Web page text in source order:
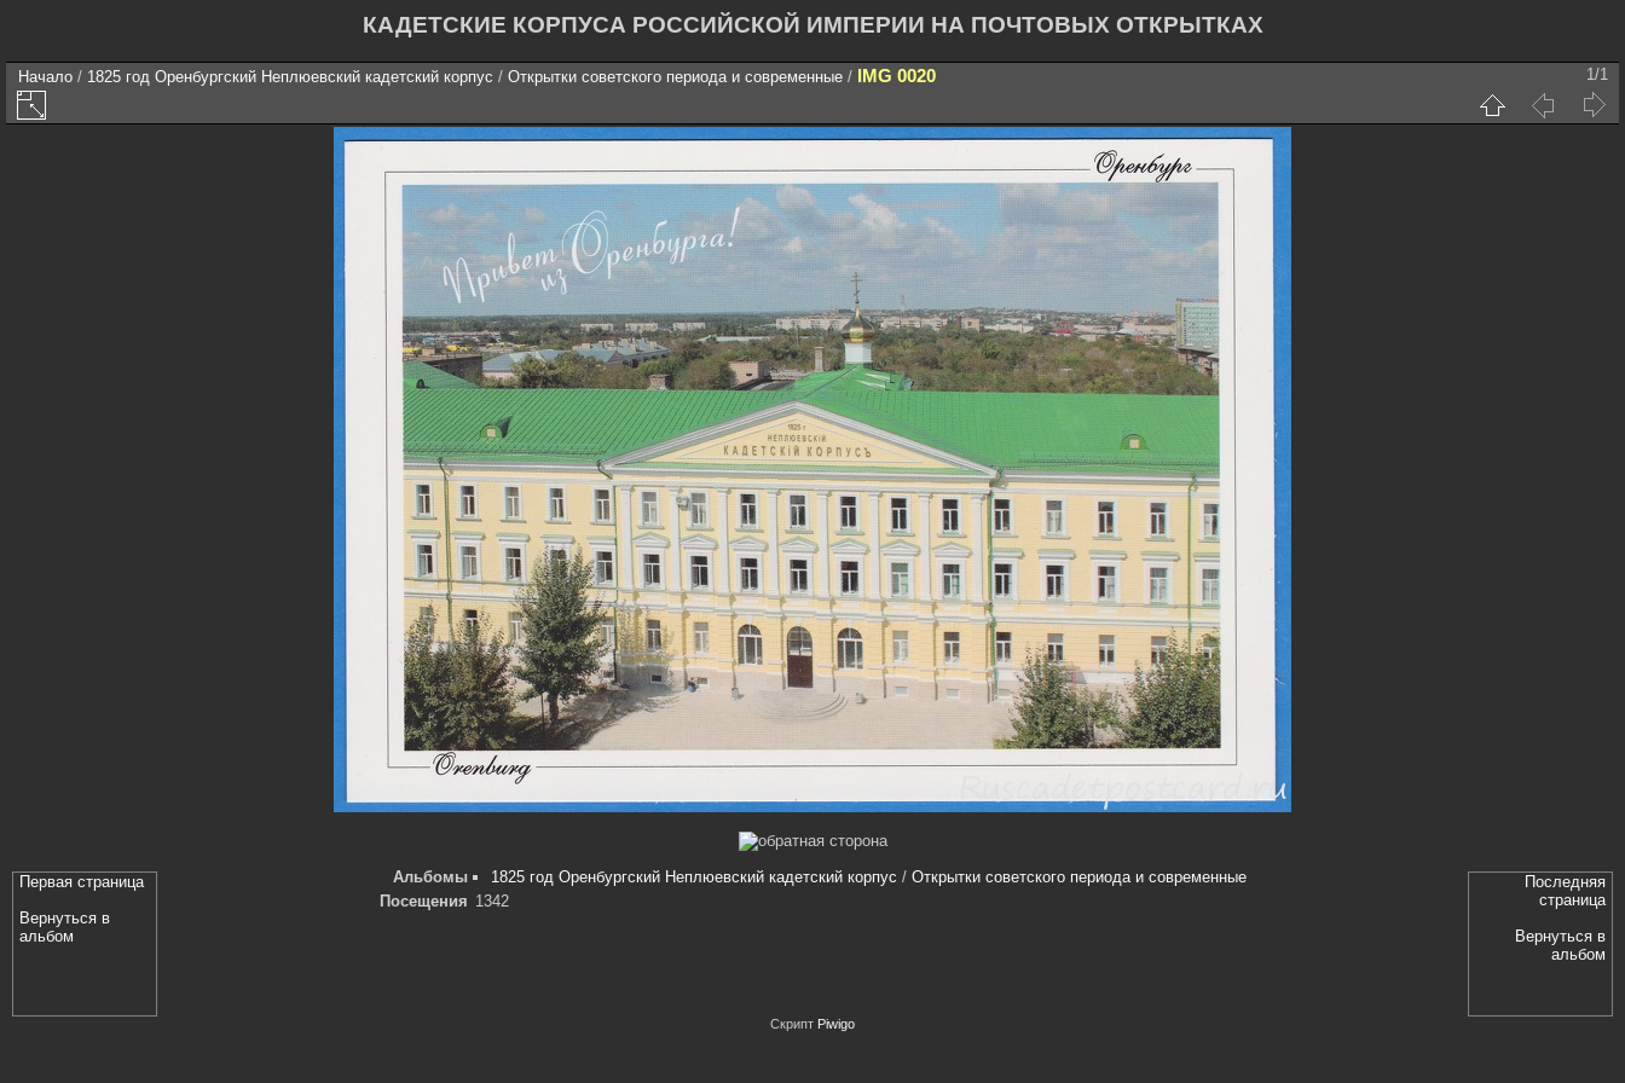
КАДЕТСКИЕ КОРПУСА РОССИЙСКОЙ ИМПЕРИИ НА ПОЧТОВЫХ ОТКРЫТКАХ
Начало / 1825 год Оренбургский Неплюевский кадетский корпус / Открытки советского периода и современные / IMG 0020 1/1
Первая страница
Вернуться в
альбом
Последняя
страница
Вернуться в
альбом
Альбомы 1825 год Оренбургский Неплюевский кадетский корпус / Открытки советского периода и современные
Посещения 1342
Скрипт Piwigo